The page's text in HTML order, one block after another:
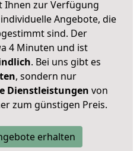
Ihnen zur Verfügung
Angebote, die
sind. Der
4 Minuten und ist
. Bei uns gibt es
, sondern nur
Dienstleistungen von
zum günstigen Preis.
erhalten